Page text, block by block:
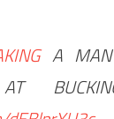
A MAN